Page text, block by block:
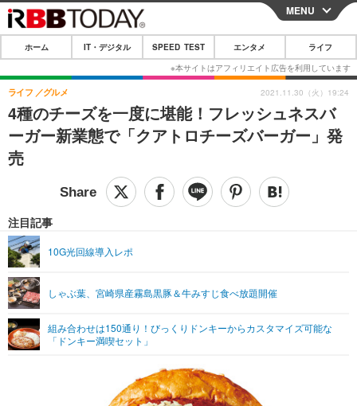
CLOSE
ホーム
IT・デジタル
IT・デジタルTOP スマートフォン
ショッピング その他
SPEED TEST
エンタメ
エンタメTOP 映画・ドラマ
音楽
ペット
リリース一覧
プッシュ通知の停止方法
MENU
ホーム IT・デジタル SPEED TEST エンタメ ライフ
4種のチーズを一度に堪能！フレッシュネスバ
ーガー新業態で「クアトロチーズバーガー」発
売
ライフ グルメ
注目記事
10G光回線導入レポ
しゃぶ葉、宮崎県産霧島黒豚＆牛みすじ食べ放題開催
組み合わせは150通り！びっくりドンキーからカスタマイズ可能な
「ドンキー満喫セット」
2021.11.30（火）19:24